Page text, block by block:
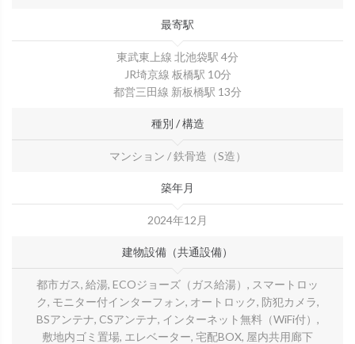
最寄駅
東武東上線 北池袋駅 4分
JR埼京線 板橋駅 10分
都営三田線 新板橋駅 13分
種別 / 構造
マンション / 鉄骨造（S造）
築年月
2024年12月
建物設備（共通設備）
都市ガス, 給湯, ECOジョーズ（ガス給湯）, スマートロッ
ク, モニター付インターフォン, オートロック, 防犯カメラ,
BSアンテナ, CSアンテナ, インターネット無料（WiFi付）,
敷地内ゴミ置場, エレベーター, 宅配BOX, 屋内共用廊下